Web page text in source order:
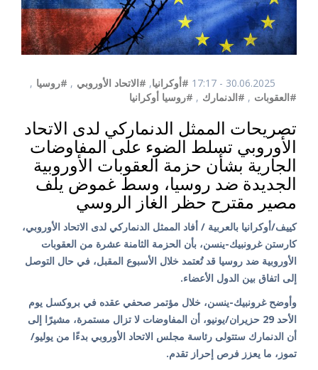
30.06.2025 - 17:17 #أوكرانيا, #الاتحاد الأوروبي , #روسيا ,
#العقوبات , #الدنمارك , #روسيا أوكرانيا
تصريحات الممثل الدنماركي لدى الاتحاد
الأوروبي تسلط الضوء على المفاوضات
الجارية بشأن حزمة العقوبات الأوروبية
الجديدة ضد روسيا، وسط غموض يلف
مصير مقترح حظر الغاز الروسي
كييف/أوكرانيا بالعربية / أفاد الممثل الدنماركي لدى الاتحاد الأوروبي،
كارستن غرونبيك-ينسن، بأن الحزمة الثامنة عشرة من العقوبات
الأوروبية ضد روسيا قد تُعتمد خلال الأسبوع المقبل، في حال التوصل
إلى اتفاق بين الدول الأعضاء.
وأوضح غرونبيك-ينسن، خلال مؤتمر صحفي عقده في بروكسل يوم
الأحد 29 حزيران/يونيو، أن المفاوضات لا تزال مستمرة، مشيرًا إلى
أن الدنمارك ستتولى رئاسة مجلس الاتحاد الأوروبي بدءًا من يوليو/
تموز، ما يعزز فرص إحراز تقدم.